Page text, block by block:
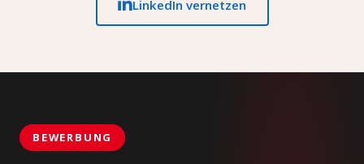
LinkedIn vernetzen
BEWERBUNG